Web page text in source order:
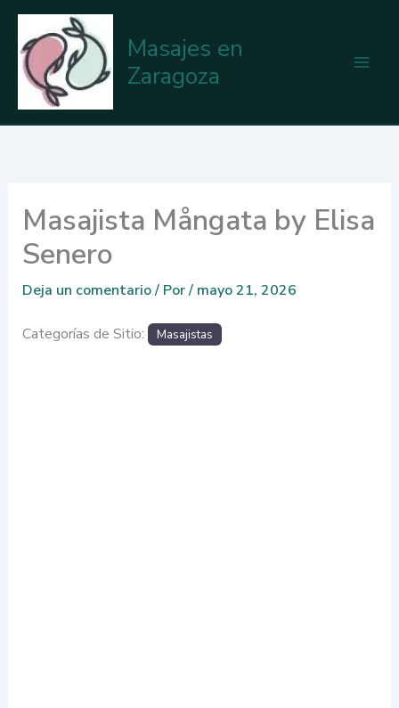
contenido
Masajes en
Zaragoza
Masajista Mångata by Elisa
Senero
Deja un comentario/ Por/ mayo 21, 2026
Categorías de Sitio: Masajistas